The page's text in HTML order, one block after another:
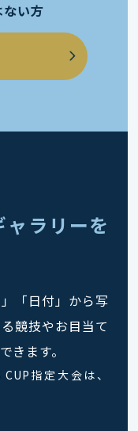
い方
ラリーを
「日付」から写
競技やお目当て
きます。
指定大会は、